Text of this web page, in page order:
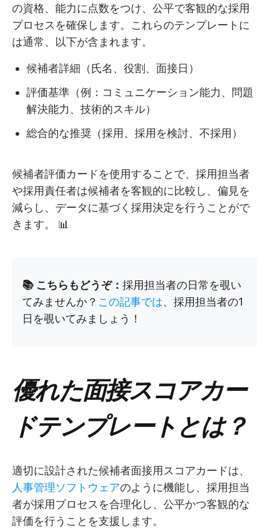
の資格、能力に点数をつけ、公平で客観的な採用
プロセスを確保します。これらのテンプレートに
は通常、以下が含まれます。
候補者詳細（氏名、役割、面接日）
評価基準（例：コミュニケーション能力、問題
解決能力、技術的スキル）
総合的な推奨（採用、採用を検討、不採用）
候補者評価カードを使用することで、採用担当者
や採用責任者は候補者を客観的に比較し、偏見を
減らし、データに基づく採用決定を行うことがで
きます。 📊
📚 こちらもどうぞ： 採用担当者の日常を覗い
てみませんか？ この記事では、採用担当者の1
日を覗いてみましょう！
優れた面接スコアカー
ドテンプレートとは？
適切に設計された候補者面接用スコアカードは、
人事管理ソフトウェアのように機能し、採用担当
者が採用プロセスを合理化し、公平かつ客観的な
評価を行うことを支援します。